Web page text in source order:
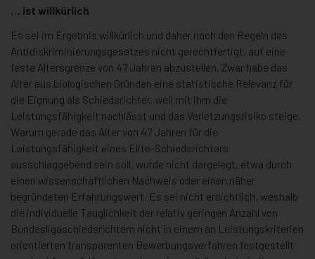
… ist willkürlich
Es sei im Ergebnis willkürlich und daher nach den Regeln des
Antidiskriminierungsgesetzes nicht gerechtfertigt, auf eine
feste Altersgrenze von 47 Jahren abzustellen. Zwar habe das
Alter aus biologischen Gründen eine statistische Relevanz für
die Eignung als Schiedsrichter, weil mit ihm die
Leistungsfähigkeit nachlässt und das Verletzungsrisiko steige.
Warum gerade das Alter von 47 Jahren für die
Leistungsfähigkeit eines Elite-Schiedsrichters
ausschlaggebend sein soll, wurde nicht dargelegt, etwa durch
einen wissenschaftlichen Nachweis oder einen näher
begründeten Erfahrungswert. Es sei nicht ersichtlich, weshalb
die individuelle Tauglichkeit der relativ geringen Anzahl von
Bundesligaschiedsrichtern nicht in einem an Leistungskriterien
orientierten transparenten Bewerbungsverfahren festgestellt